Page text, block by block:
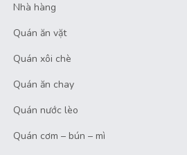
Nhà hàng
Quán ăn vặt
Quán xôi chè
Quán ăn chay
Quán nước lèo
Quán cơm – bún – mì